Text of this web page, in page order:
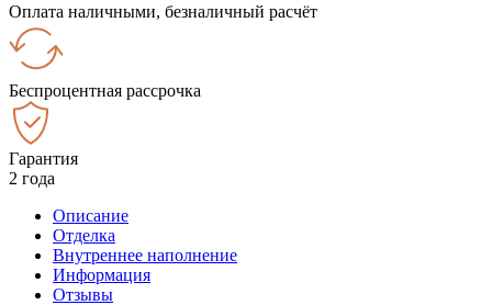
Оплата наличными, безналичный расчёт
Беспроцентная рассрочка
Гарантия
2 года
Описание
Отделка
Внутреннее наполнение
Информация
Отзывы